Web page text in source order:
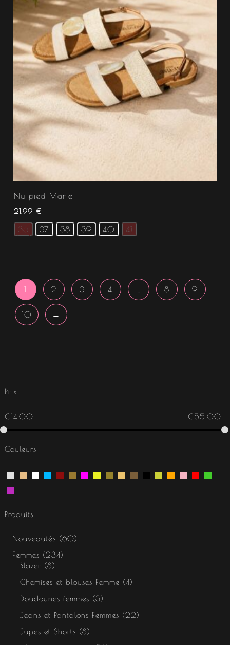
Prix
€14.00 €55.00
Couleurs
Produits
Nouveautés
60
Femmes
234
Blazer
8
Chemises et blouses Femme
4
Doudounes femmes
3
Jeans et Pantalons Femmes
22
Jupes et Shorts
8
Nu pied Marie
21.99 €
36 37 38 39 40 41
1 2 3 4 8 9
10 →